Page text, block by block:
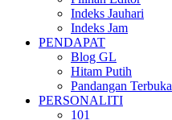
Indeks Jauhari
Indeks Jam
PENDAPAT
Blog GL
Hitam Putih
Pandangan Terbuka
PERSONALITI
101